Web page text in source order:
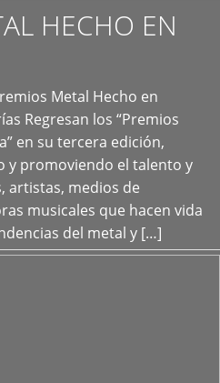
HECHO EN
Metal Hecho en
Regresan los “Premios
en su tercera edición,
y promoviendo el talento y
artistas, medios de
musicales que hacen vida
del metal y […]